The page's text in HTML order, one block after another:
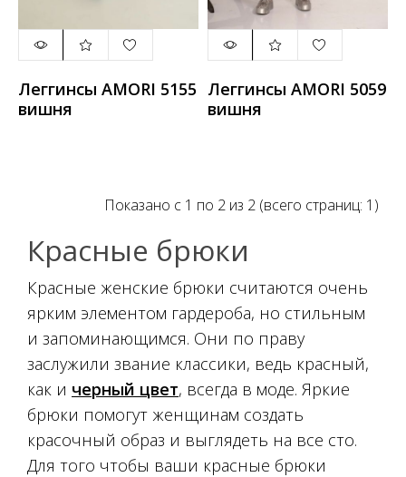
Леггинсы AMORI 5155
вишня
Леггинсы AMORI 5059
вишня
Показано с 1 по 2 из 2 (всего страниц: 1)
Красные брюки
Красные женские брюки считаются очень
ярким элементом гардероба, но стильным
и запоминающимся. Они по праву
заслужили звание классики, ведь красный,
как и черный цвет, всегда в моде. Яркие
брюки помогут женщинам создать
красочный образ и выглядеть на все сто.
Для того чтобы ваши красные брюки